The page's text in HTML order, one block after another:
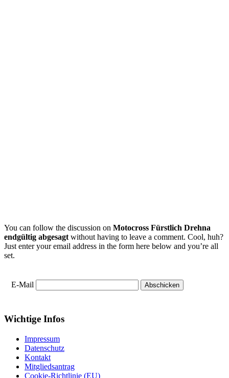
You can follow the discussion on Motocross Fürstlich Drehna
endgültig abgesagtwithout having to leave a comment. Cool, huh?
Just enter your email address in the form here below and you’re all
set.
E-Mail
Wichtige Infos
Impressum
Datenschutz
Kontakt
Mitgliedsantrag
Cookie-Richtlinie (EU)